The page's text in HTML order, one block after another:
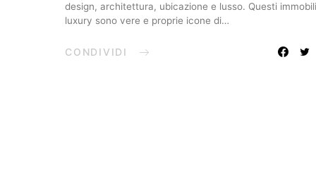
design, architettura, ubicazione e lusso. Questi immobili
luxury sono vere e proprie icone di…
CONDIVIDI